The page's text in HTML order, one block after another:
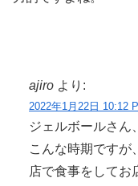
ajiro より:
2022年1月22日 10:12
ジェルボールさん
こんな時期ですが
店で食事をしてお